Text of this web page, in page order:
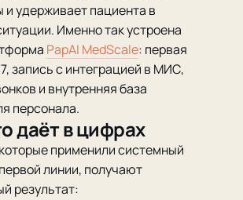
и удерживает пациента в
Именно так устроена
PapAI MedScale: первая
запись с интеграцией в МИС,
и внутренняя база
персонала.
даёт в цифрах
применили системный
линии, получают
результат: